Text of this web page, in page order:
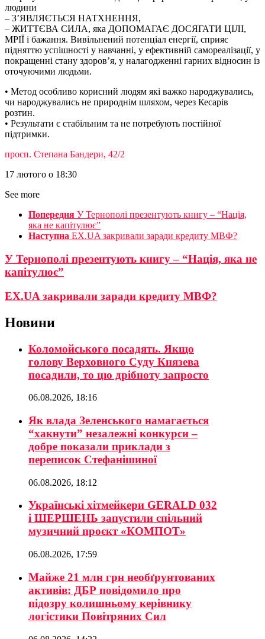
людини
– З’ЯВЛЯЄТЬСЯ НАТХНЕННЯ,
– ЖИТТЄВА СИЛА, яка ДОПОМАГАЄ ДОСЯГАТИ ЦІЛІ,
МРІЇ і бажання. Вивільнений потенціал енергії, сприяє
підняттю успішності у навчанні, у ефективній самореалізації, у
покращенні стану здоров’я, у налагодженні гарних відносин із
оточуючими людьми.
• Метод особливо корисний людям які важко народжувались,
чи народжувались не природнім шляхом, через Кесарів
розтин.
• Результати є стабільним та не потребують постійної
підтримки.
просп. Степана Бандери, 42/2
17 лютого о 18:30
See more
Попередня У Тернополі презентують книгу – “Нація,
яка не капітулює”
Наступна EX.UA закривали заради кредиту МВФ?
У Тернополі презентують книгу – “Нація, яка не
капітулює”
EX.UA закривали заради кредиту МВФ?
Новини
Коломойського посадять. Якщо
голову Верховного Суду Князева
посадили, то цю дрібноту запросто
06.08.2026, 18:16
Як влада Зеленського намагається
“хакнути” незалежні конкурси –
добре показали приклади з
переписок Стефанішиної
06.08.2026, 18:12
Українські хітмейкери GERALD 032
і ШЕРШЕНЬ запустили спільний
музичний проєкт «КОМПОТ»
06.08.2026, 17:59
Майже 21 млн грн необґрунтованих
активів: ДБР повідомило про
підозру колишньому керівнику
логістики Повітряних Сил